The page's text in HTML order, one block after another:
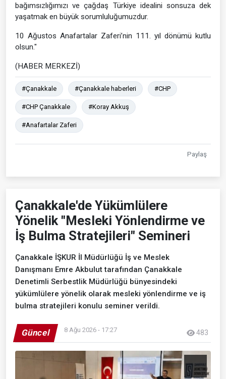
bağımsızlığımızı ve çağdaş Türkiye idealini sonsuza dek
yaşatmak en büyük sorumluluğumuzdur.
10 Ağustos Anafartalar Zaferi’nin 111. yıl dönümü kutlu
olsun."
(HABER MERKEZİ)
#Çanakkale #Çanakkale haberleri #CHP
#CHP Çanakkale #Koray Akkuş
#Anafartalar Zaferi
Paylaş
Çanakkale'de Yükümlülere
Yönelik "Mesleki Yönlendirme ve
İş Bulma Stratejileri" Semineri
Çanakkale İŞKUR İl Müdürlüğü İş ve Meslek
Danışmanı Emre Akbulut tarafından Çanakkale
Denetimli Serbestlik Müdürlüğü bünyesindeki
yükümlülere yönelik olarak mesleki yönlendirme ve iş
bulma stratejileri konulu seminer verildi.
Güncel 8 Ağu 2026 - 17:27 483